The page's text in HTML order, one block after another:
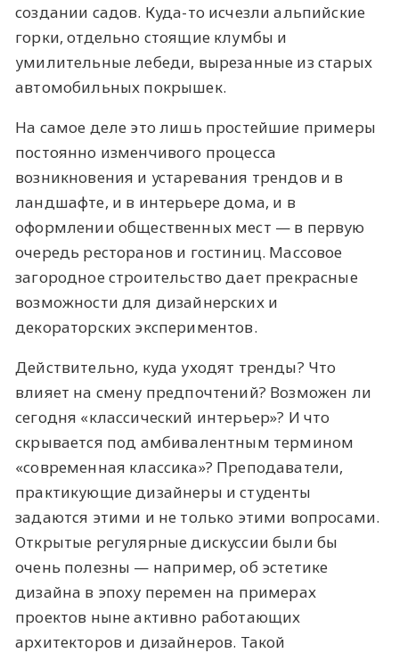
создании садов. Куда-то исчезли альпийские
горки, отдельно стоящие клумбы и
умилительные лебеди, вырезанные из старых
автомобильных покрышек.
На самое деле это лишь простейшие примеры
постоянно изменчивого процесса
возникновения и устаревания трендов и в
ландшафте, и в интерьере дома, и в
оформлении общественных мест — в первую
очередь ресторанов и гостиниц. Массовое
загородное строительство дает прекрасные
возможности для дизайнерских и
декораторских экспериментов.
Действительно, куда уходят тренды? Что
влияет на смену предпочтений? Возможен ли
сегодня «классический интерьер»? И что
скрывается под амбивалентным термином
«современная классика»? Преподаватели,
практикующие дизайнеры и студенты
задаются этими и не только этими вопросами.
Открытые регулярные дискуссии были бы
очень полезны — например, об эстетике
дизайна в эпоху перемен на примерах
проектов ныне активно работающих
архитекторов и дизайнеров. Такой